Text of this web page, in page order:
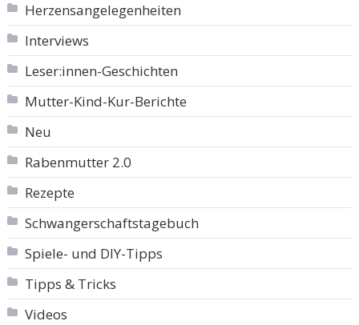
Herzensangelegenheiten
Interviews
Leser:innen-Geschichten
Mutter-Kind-Kur-Berichte
Neu
Rabenmutter 2.0
Rezepte
Schwangerschaftstagebuch
Spiele- und DIY-Tipps
Tipps & Tricks
Videos